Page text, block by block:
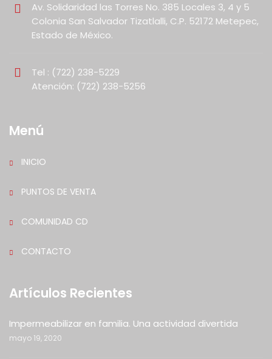
Av. Solidaridad las Torres No. 385 Locales 3, 4 y 5
Colonia San Salvador Tizatlalli, C.P. 52172 Metepec,
Estado de México.
Tel : (722) 238-5229
Atención: (722) 238-5256
Menú
INICIO
PUNTOS DE VENTA
COMUNIDAD CD
CONTACTO
Artículos Recientes
Impermeabilizar en familia. Una actividad divertida
mayo 19, 2020